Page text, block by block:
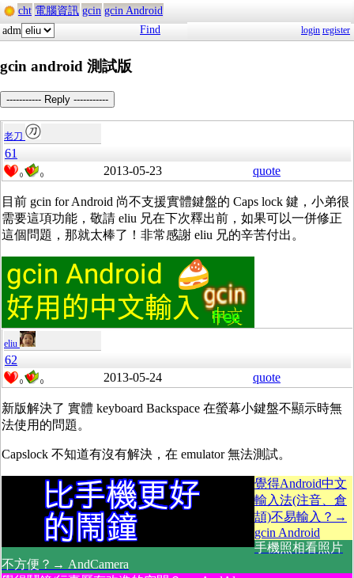
cht 電腦資訊 gcin gcin Android
adm
Find login register
gcin android 測試版
----------- Reply -----------
老刀
61
0 0 2013-05-23 quote
目前 gcin for Android 尚不支援實體鍵盤的 Caps lock 鍵，小弟很
需要這項功能，敬請 eliu 兄在下次釋出前，如果可以一併修正
這個問題，那就太棒了！非常感謝 eliu 兄的辛苦付出。
eliu
62
0 0 2013-05-24 quote
新版解決了 實體 keyboard Backspace 在螢幕小鍵盤不顯示時無
法使用的問題。
Capslock 不知道有沒有解決，在 emulator 無法測試。
覺得Android中文
輸入法(注音、倉
頡)不易輸入？→
gcin Android
手機照相看照片
不方便？→ AndCamera